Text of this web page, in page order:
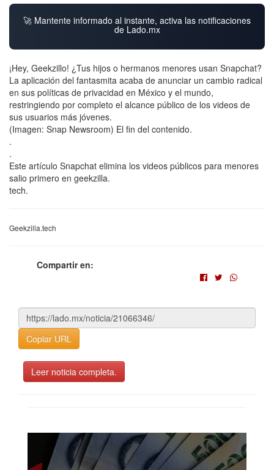
🚀 Mantente informado al instante, activa las notificaciones
de Lado.mx
¡Hey, Geekzillo! ¿Tus hijos o hermanos menores usan Snapchat?
La aplicación del fantasmita acaba de anunciar un cambio radical
en sus políticas de privacidad en México y el mundo,
restringiendo por completo el alcance público de los videos de
sus usuarios más jóvenes.
(Imagen: Snap Newsroom) El fin del contenido.
.
.
Este artículo Snapchat elimina los videos públicos para menores
salio primero en geekzilla.
tech.
Geekzilla.tech
Compartir en:
Copiar URL
Leer noticia completa.